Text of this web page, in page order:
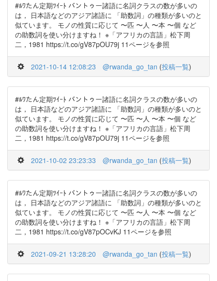
#ﾙﾜたん定期ﾂｲｰﾄ バントゥー諸語に名詞クラスの数が多いの
は， 日本語などのアジア諸語に 「助数詞」の種類が多いのと
似ています。 モノの性質に応じて 〜匹 〜人 〜本 〜個 など
の助数詞を使い分けますね！ ※「アフリカの言語」松下周
二，1981 https://t.co/gV87pOU79j 11ページを参照
2021-10-14 12:08:23 @rwanda_go_tan (投稿一覧)
#ﾙﾜたん定期ﾂｲｰﾄ バントゥー諸語に名詞クラスの数が多いの
は， 日本語などのアジア諸語に 「助数詞」の種類が多いのと
似ています。 モノの性質に応じて 〜匹 〜人 〜本 〜個 など
の助数詞を使い分けますね！ ※「アフリカの言語」松下周
二，1981 https://t.co/gV87pOU79j 11ページを参照
2021-10-02 23:23:33 @rwanda_go_tan (投稿一覧)
#ﾙﾜたん定期ﾂｲｰﾄ バントゥー諸語に名詞クラスの数が多いの
は， 日本語などのアジア諸語に 「助数詞」の種類が多いのと
似ています。 モノの性質に応じて 〜匹 〜人 〜本 〜個 など
の助数詞を使い分けますね！ ※「アフリカの言語」松下周
二，1981 https://t.co/gV87pOCvKJ 11ページを参照
2021-09-21 13:28:20 @rwanda_go_tan (投稿一覧)